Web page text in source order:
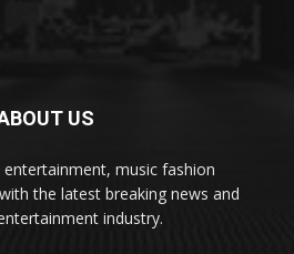
US
music fashion
the latest breaking news and
industry.